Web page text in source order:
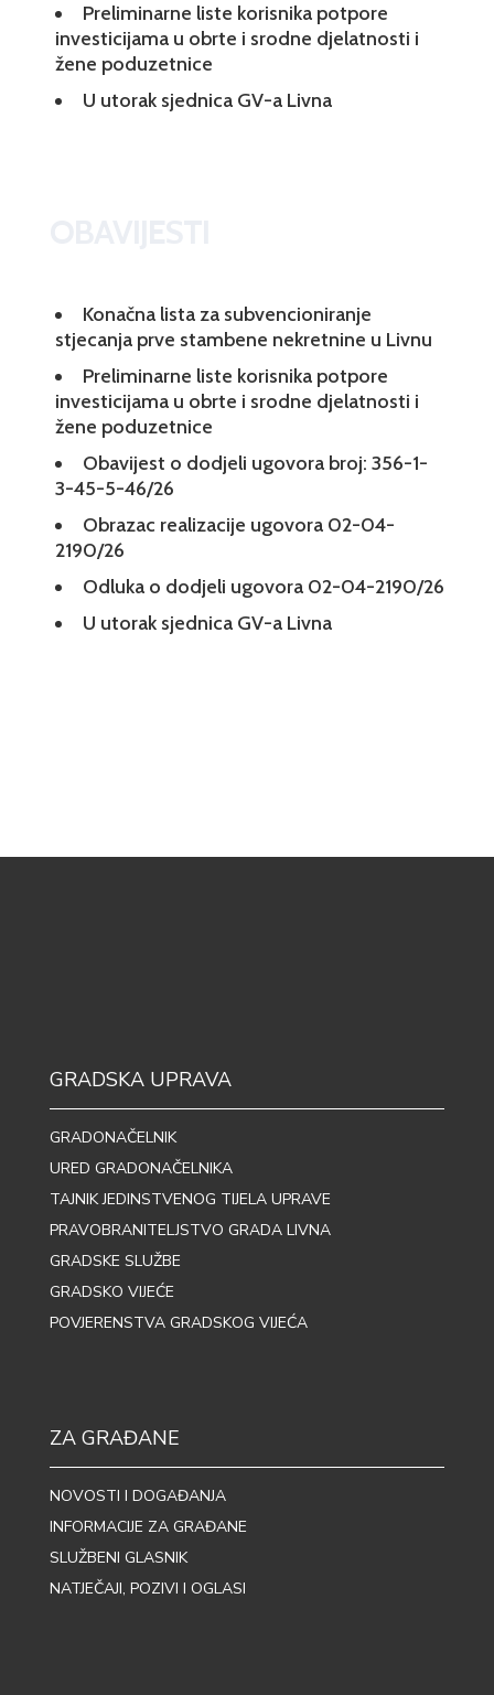
Preliminarne liste korisnika potpore
investicijama u obrte i srodne djelatnosti i
žene poduzetnice
U utorak sjednica GV-a Livna
Konačna lista za subvencioniranje
stjecanja prve stambene nekretnine u Livnu
Preliminarne liste korisnika potpore
investicijama u obrte i srodne djelatnosti i
žene poduzetnice
Obavijest o dodjeli ugovora broj: 356-1-
3-45-5-46/26
Obrazac realizacije ugovora 02-04-
2190/26
Odluka o dodjeli ugovora 02-04-2190/26
U utorak sjednica GV-a Livna
GRADSKA UPRAVA
GRADONAČELNIK
URED GRADONAČELNIKA
TAJNIK JEDINSTVENOG TIJELA UPRAVE
PRAVOBRANITELJSTVO GRADA LIVNA
GRADSKE SLUŽBE
GRADSKO VIJEĆE
POVJERENSTVA GRADSKOG VIJEĆA
ZA GRAĐANE
NOVOSTI I DOGAĐANJA
INFORMACIJE ZA GRAĐANE
SLUŽBENI GLASNIK
NATJEČAJI, POZIVI I OGLASI